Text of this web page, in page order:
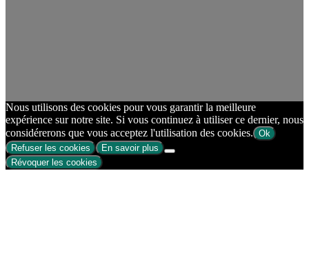
Nous utilisons des cookies pour vous garantir la meilleure
expérience sur notre site. Si vous continuez à utiliser ce dernier, nous
considérerons que vous acceptez l'utilisation des cookies. Ok
Refuser les cookies
En savoir plus
Révoquer les cookies